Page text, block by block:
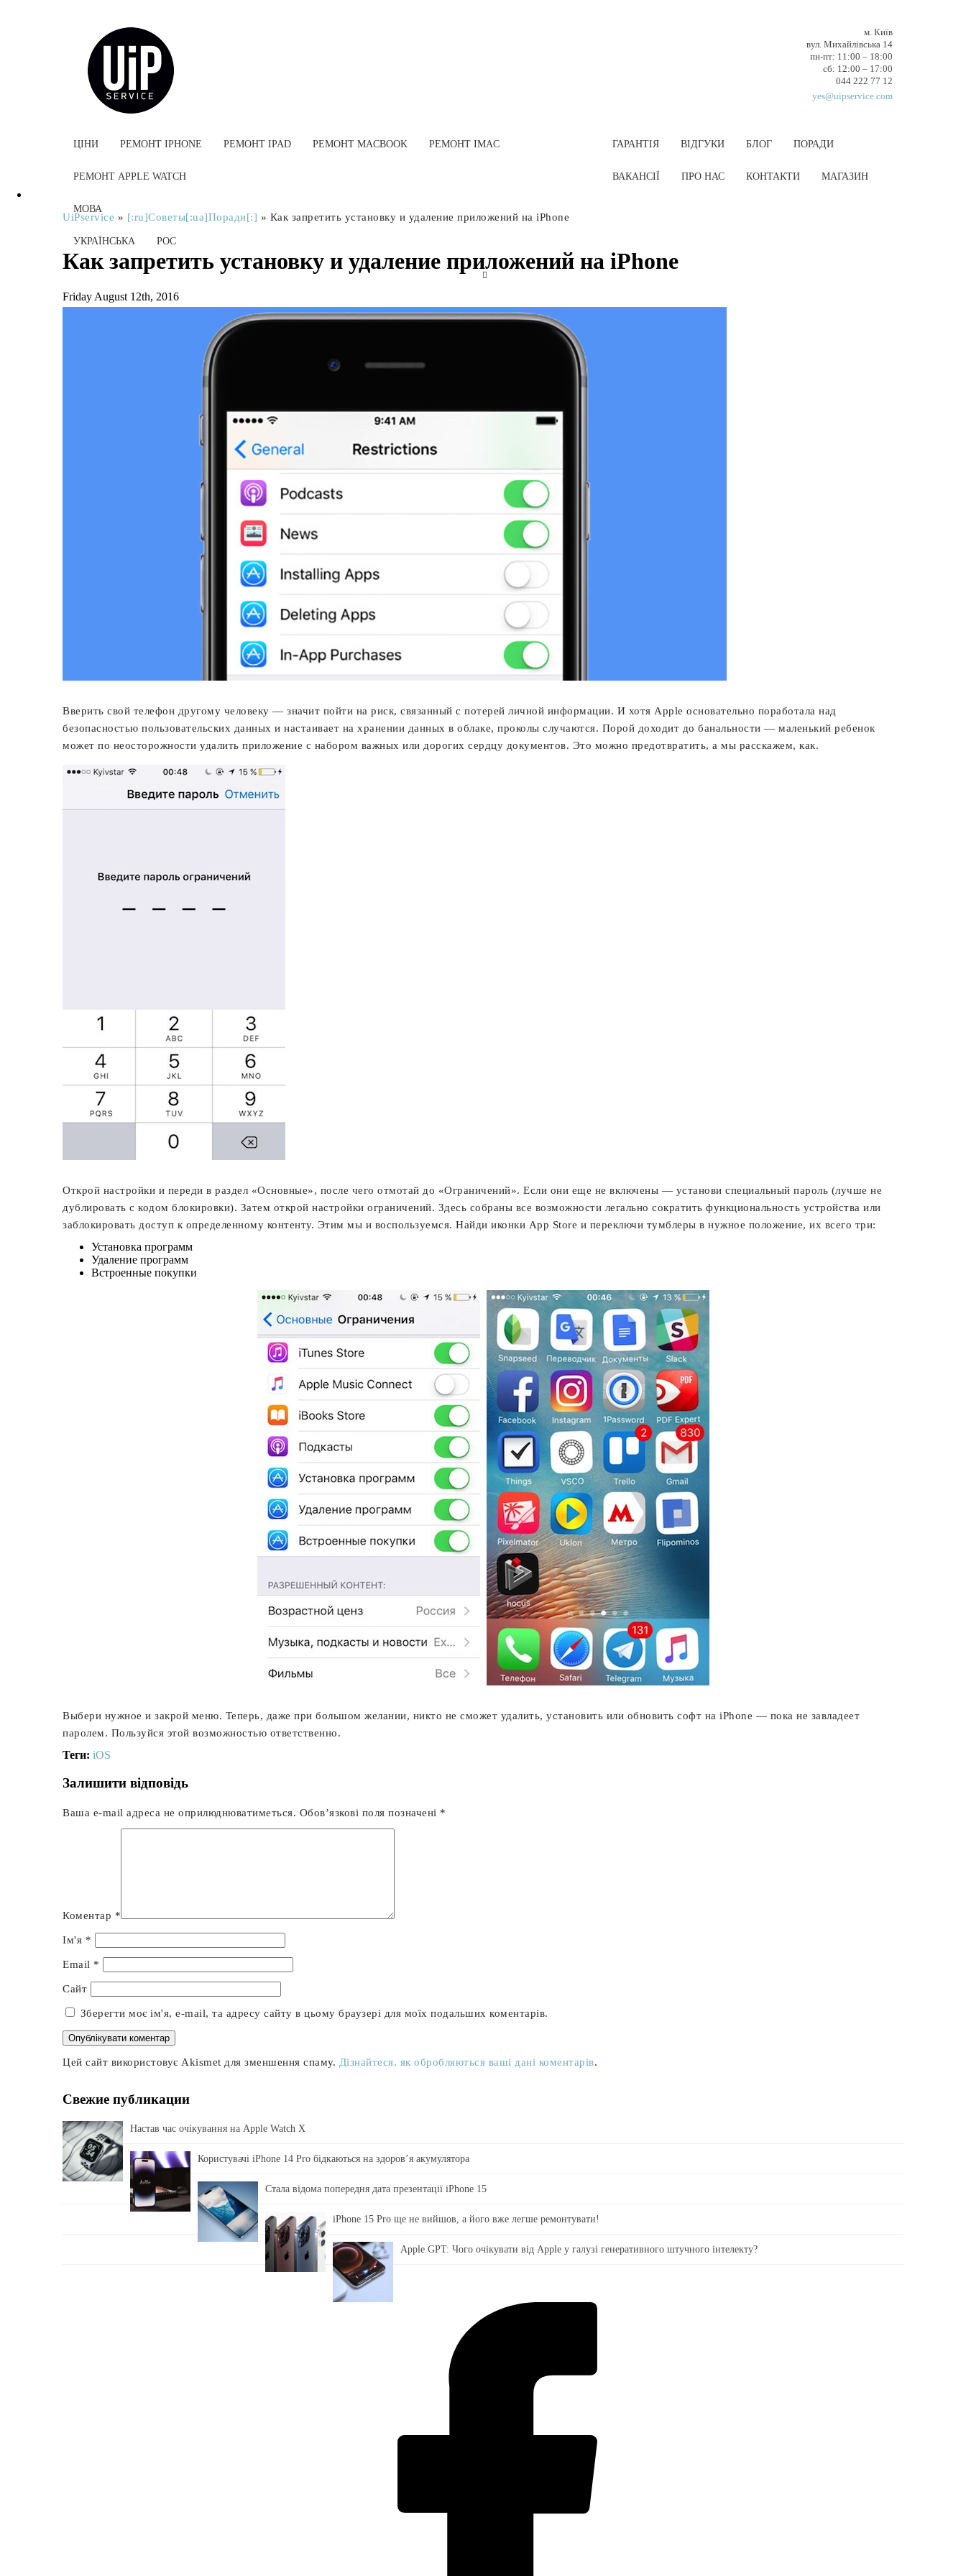
м. Київ
вул. Михайлівська 14
пн-пт: 11:00 – 18:00
cб: 12:00 – 17:00
044 222 77 12
yes@uipservice.com
ЦІНИ РЕМОНТ IPHONE РЕМОНТ IPAD РЕМОНТ MACBOOK РЕМОНТ IMAC
РЕМОНТ APPLE WATCH
ГАРАНТІЯ ВІДГУКИ БЛОГ ПОРАДИ
ВАКАНСІЇ ПРО НАС КОНТАКТИ МАГАЗИН
МОВА
УКРАЇНСЬКА РОС
UiPservice » [:ru]Советы[:ua]Поради[:] » Как запретить установку и удаление приложений на iPhone
Как запретить установку и удаление приложений на iPhone
Friday August 12th, 2016
Вверить свой телефон другому человеку — значит пойти на риск, связанный с потерей личной информации. И хотя Apple основательно поработала над
безопасностью пользовательских данных и настаивает на хранении данных в облаке, проколы случаются. Порой доходит до банальности — маленький ребенок
может по неосторожности удалить приложение с набором важных или дорогих сердцу документов. Это можно предотвратить, а мы расскажем, как.
Открой настройки и переди в раздел «Основные», после чего отмотай до «Ограничений». Если они еще не включены — установи специальный пароль (лучше не
дублировать с кодом блокировки). Затем открой настройки ограничений. Здесь собраны все возможности легально сократить функциональность устройства или
заблокировать доступ к определенному контенту. Этим мы и воспользуемся. Найди иконки App Store и переключи тумблеры в нужное положение, их всего три:
Установка программ
Удаление программ
Встроенные покупки
Выбери нужное и закрой меню. Теперь, даже при большом желании, никто не сможет удалить, установить или обновить софт на iPhone — пока не завладеет
паролем. Пользуйся этой возможностью ответственно.
Теги: iOS
Залишити відповідь
Ваша e-mail адреса не оприлюднюватиметься. Обов’язкові поля позначені *
Коментар *
Ім'я *
Email *
Сайт
Зберегти моє ім'я, e-mail, та адресу сайту в цьому браузері для моїх подальших коментарів.
Цей сайт використовує Akismet для зменшення спаму. Дізнайтеся, як обробляються ваші дані коментарів.
Свежие публикации
Настав час очікування на Apple Watch X
Користувачі iPhone 14 Pro бідкаються на здоровʼя акумулятора
Стала відома попередня дата презентації iPhone 15
iPhone 15 Pro ще не вийшов, а його вже легше ремонтувати!
Apple GPT: Чого очікувати від Apple у галузі генеративного штучного інтелекту?